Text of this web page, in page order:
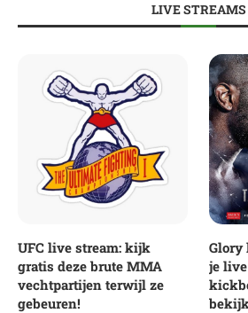
LIVE STREAMS
UFC live stream: kijk
gratis deze brute MMA
vechtpartijen terwijl ze
gebeuren!
Glory
je